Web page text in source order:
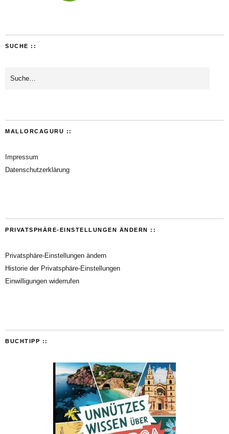
SUCHE ::
MALLORCAGURU ::
Impressum
Datenschutzerklärung
PRIVATSPHÄRE-EINSTELLUNGEN ÄNDERN ::
Privatsphäre-Einstellungen ändern
Historie der Privatsphäre-Einstellungen
Einwilligungen widerrufen
BUCHTIPP ::